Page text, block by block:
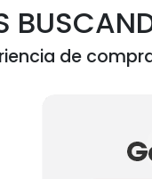
de